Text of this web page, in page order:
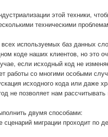
этой техники,
техническими
используемых баз данных
коде наших клиентов, но это
если исходный код не
работы со многими особыми
исходного кода или даже
не позволяет нам
двумя способами:
сценарий миграции проходит по